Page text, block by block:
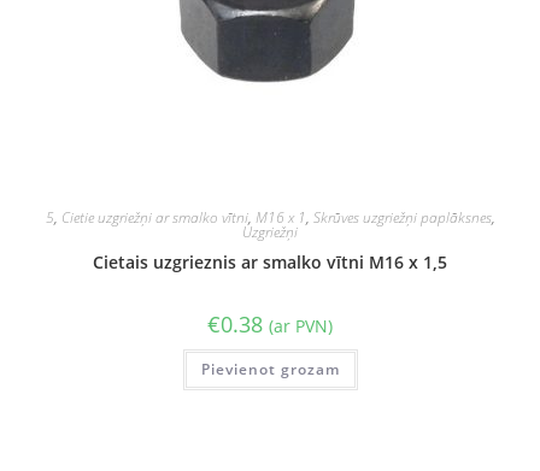
5, Cietie uzgriežņi ar smalko vītni, M16 x 1, Skrūves uzgriežņi paplāksnes,
Uzgriežņi
Cietais uzgrieznis ar smalko vītni M16 x 1,5
€0.38 (ar PVN)
Pievienot grozam